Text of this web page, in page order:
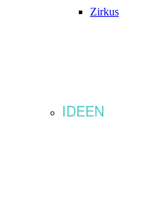
Zirkus
IDEEN